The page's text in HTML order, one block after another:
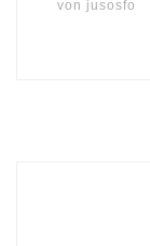
von jusosfo